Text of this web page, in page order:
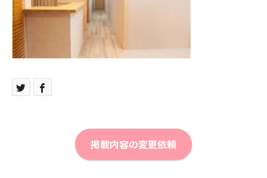
掲載内容の変更依頼